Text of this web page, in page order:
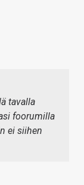
tavalla
foorumilla
ei siihen